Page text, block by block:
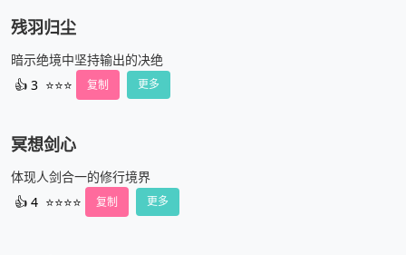
残羽归尘
暗示绝境中坚持输出的决绝
👍 3 ⭐⭐⭐ 复制 更多
冥想剑心
体现人剑合一的修行境界
👍 4 ⭐⭐⭐⭐ 复制 更多